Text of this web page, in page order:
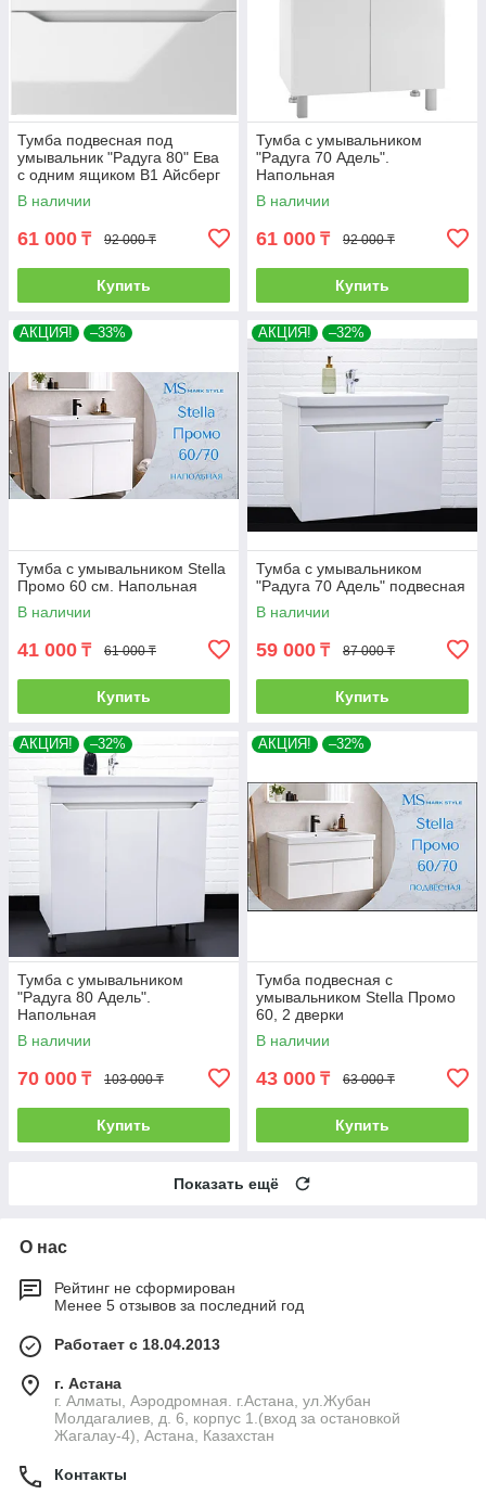
Тумба подвесная под
умывальник "Радуга 80" Ева
с одним ящиком В1 Айсберг
В наличии
61 000 ₸ 92 000 ₸
Купить
Тумба с умывальником
"Радуга 70 Адель".
Напольная
В наличии
61 000 ₸ 92 000 ₸
Купить
АКЦИЯ! –33%
Тумба с умывальником Stella
Промо 60 см. Напольная
В наличии
41 000 ₸ 61 000 ₸
Купить
АКЦИЯ! –32%
Тумба с умывальником
"Радуга 70 Адель" подвесная
В наличии
59 000 ₸ 87 000 ₸
Купить
АКЦИЯ! –32%
Тумба с умывальником
"Радуга 80 Адель".
Напольная
В наличии
70 000 ₸ 103 000 ₸
Купить
АКЦИЯ! –32%
Тумба подвесная с
умывальником Stella Промо
60, 2 дверки
В наличии
43 000 ₸ 63 000 ₸
Купить
Показать ещё
О нас
Рейтинг не сформирован
Менее 5 отзывов за последний год
Работает с 18.04.2013
г. Астана
г. Алматы, Аэродромная. г.Астана, ул.Жубан
Молдагалиев, д. 6, корпус 1.(вход за остановкой
Жагалау-4), Астана, Казахстан
Контакты